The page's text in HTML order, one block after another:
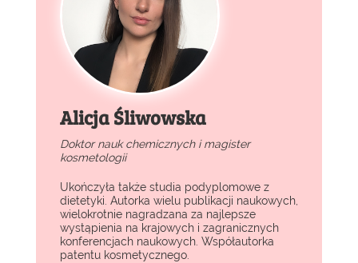
Alicja Śliwowska
Doktor nauk chemicznych i magister
kosmetologii
Ukończyła także studia podyplomowe z
dietetyki. Autorka wielu publikacji naukowych,
wielokrotnie nagradzana za najlepsze
wystąpienia na krajowych i zagranicznych
konferencjach naukowych. Współautorka
patentu kosmetycznego.